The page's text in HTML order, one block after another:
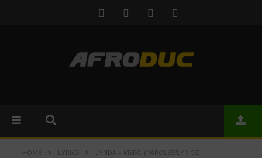
HOME LYRICS LYNDA – MERCI (PAROLES/LYRICS)